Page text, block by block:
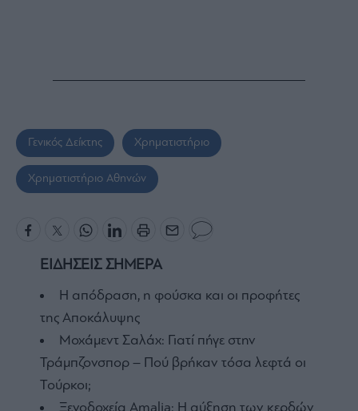
Γενικός Δείκτης Χρηματιστήριο
Χρηματιστήριο Αθηνών
ΕΙΔΗΣΕΙΣ ΣΗΜΕΡΑ
Η απόδραση, η φούσκα και οι προφήτες
της Αποκάλυψης
Μοχάμεντ Σαλάχ: Γιατί πήγε στην
Τράμπζονσπορ – Πού βρήκαν τόσα λεφτά οι
Τούρκοι;